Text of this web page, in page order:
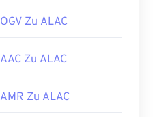
OGV Zu ALAC
AAC Zu ALAC
AMR Zu ALAC